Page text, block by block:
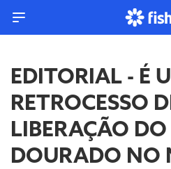
EDITORIAL - É
RETROCESSO
LIBERAÇÃO
DOURADO NO